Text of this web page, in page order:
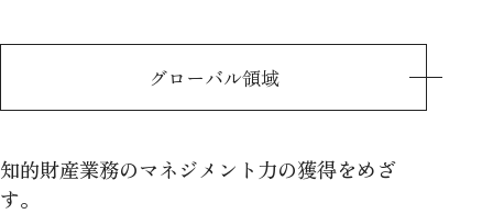
グローバル領域
知的財産業務のマネジメント力の獲得をめざ
す。